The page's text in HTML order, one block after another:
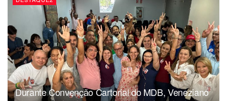
A Secretaria de Saúde esclarece ainda que a medida foi
tomada para garantir a segurança do pagamento da
primeira parcela do 13º de forma integral para todos os
servidores efetivos da pasta na sexta-feira (26), sem
divisão por categorias de profissionais.
Durante Convenção Cartorial do MDB, Veneziano